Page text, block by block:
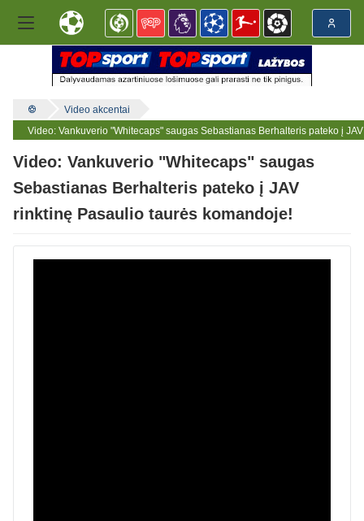
Video akcentai
Video: Vankuverio "Whitecaps" saugas Sebastianas Berhalteris pateko į
Video: Vankuverio "Whitecaps" saugas
Sebastianas Berhalteris pateko į JAV
rinktinę Pasaulio taurės komandoje!